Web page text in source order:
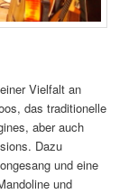
Vielfalt an
das traditionelle
aber auch
Dazu
und eine
und